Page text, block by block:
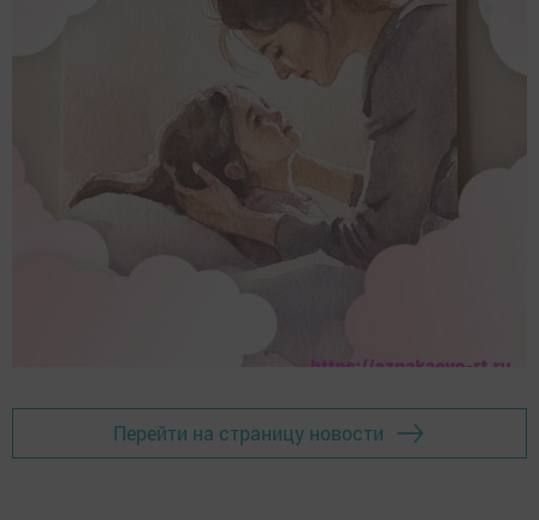
Перейти на страницу новости